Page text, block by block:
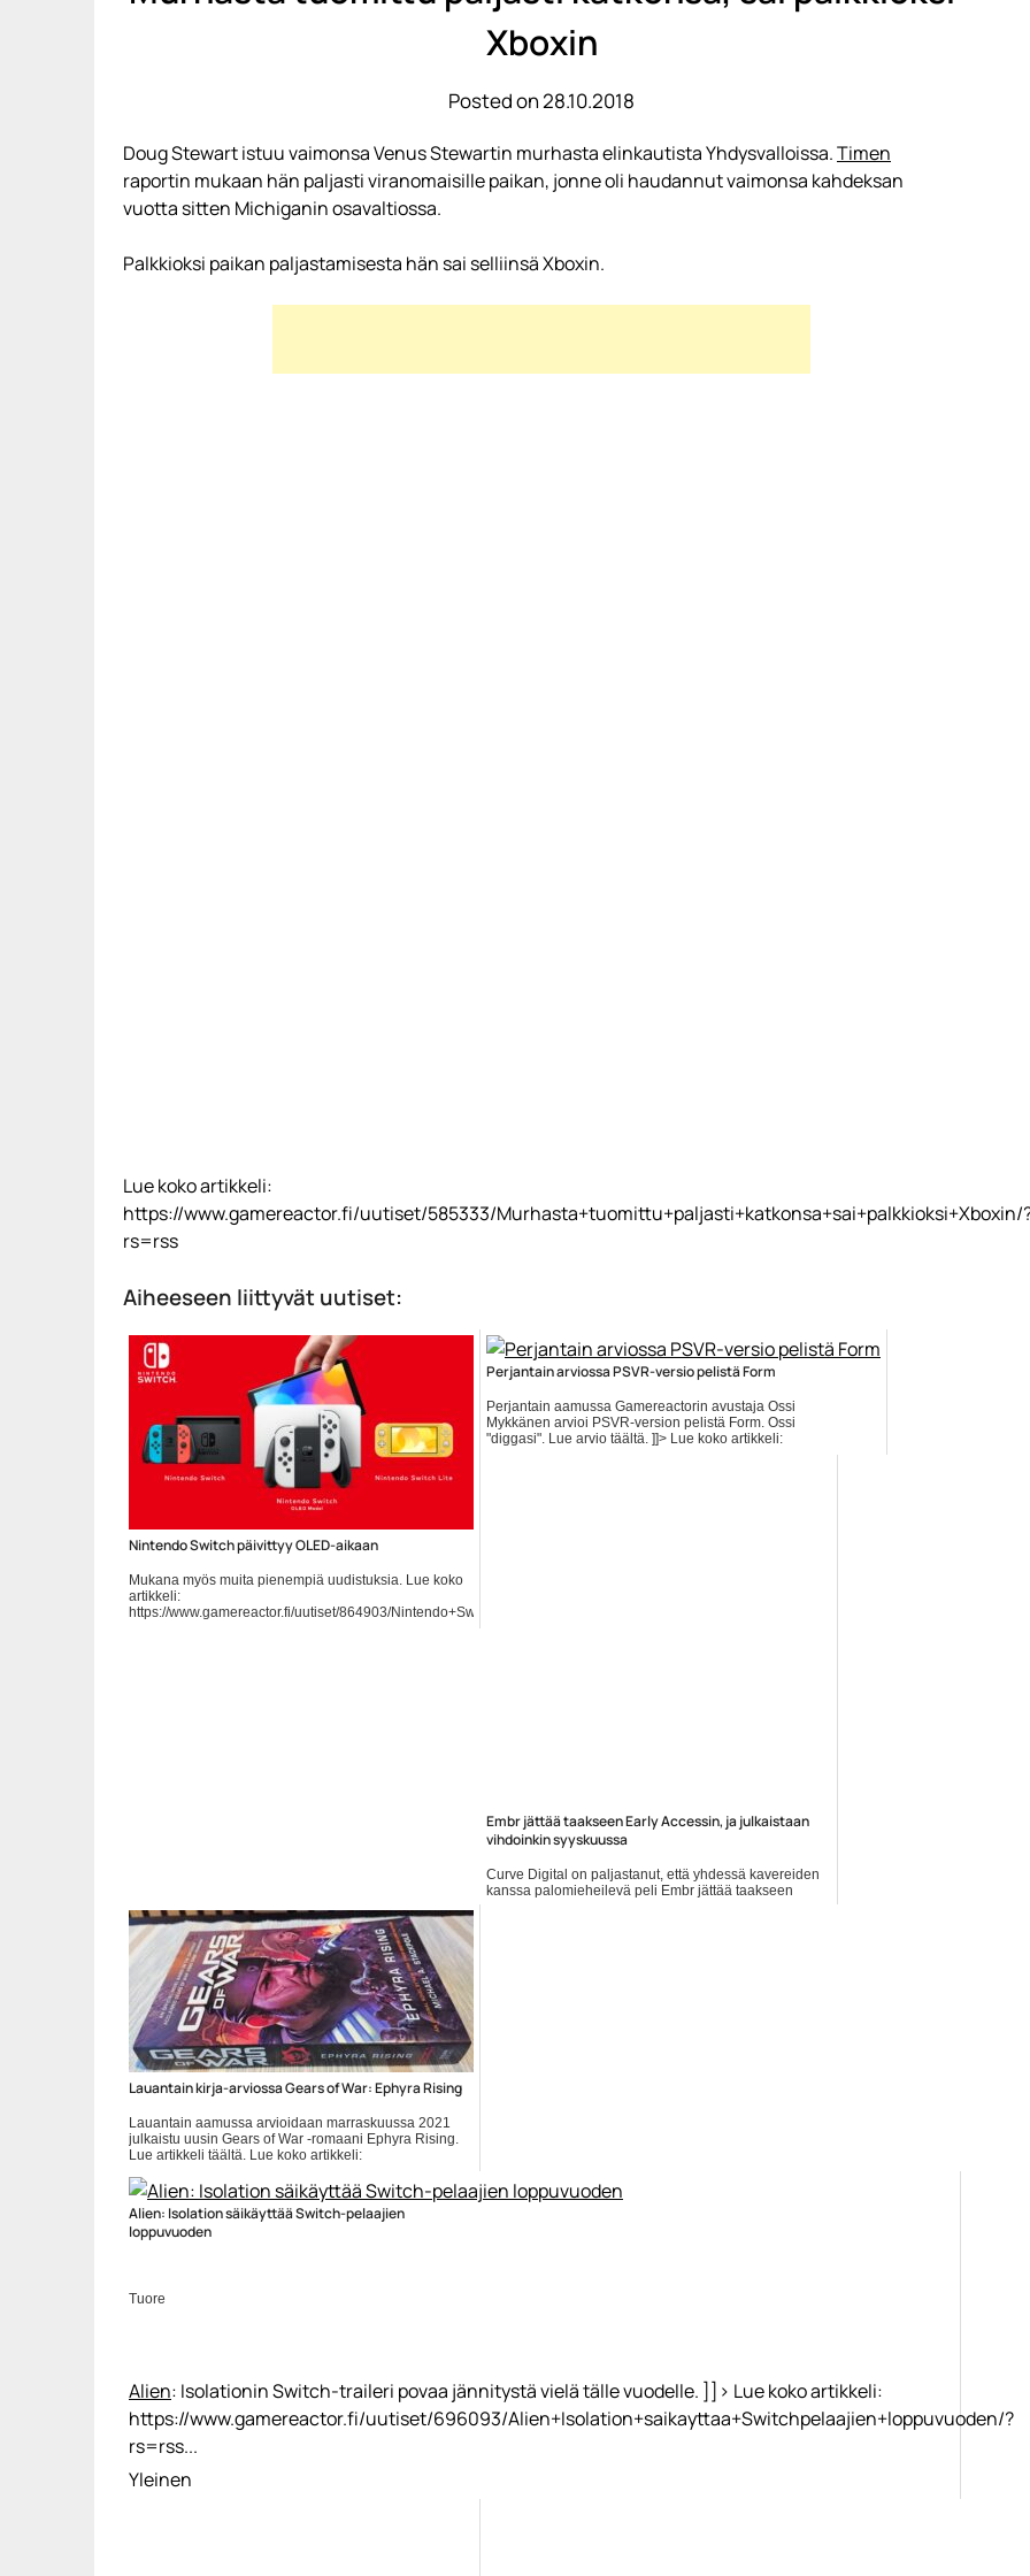
Xboxin
Posted on 28.10.2018
Doug Stewart istuu vaimonsa Venus Stewartin murhasta elinkautista Yhdysvalloissa.Timen
raportin mukaan hän paljasti viranomaisille paikan, jonne oli haudannut vaimonsa kahdeksan
vuotta sitten Michiganin osavaltiossa.
Palkkioksi paikan paljastamisesta hän sai selliinsä Xboxin.
Lue koko artikkeli:
https://www.gamereactor.fi/uutiset/585333/Murhasta+tuomittu+paljasti+katkonsa+sai+palkkioksi+Xboxin/
rs=rss
Aiheeseen liittyvät uutiset:
Nintendo Switch päivittyy OLED-aikaan
Mukana myös muita pienempiä uudistuksia. Lue koko
artikkeli:
https://www.gamereactor.fi/uutiset/864903/Nintendo+Switch+paivittyy+OLEDaikaan/?
Perjantain arviossa PSVR-versio pelistä Form
Perjantain aamussa Gamereactorin avustaja Ossi
Mykkänen arvioi PSVR-version pelistä Form. Ossi
"diggasi". Lue arvio täältä. ]]> Lue koko artikkeli:
https://www.gamereactor.fi/uutiset/751093/
Embr jättää taakseen Early Accessin, ja julkaistaan
vihdoinkin syyskuussa
Curve Digital on paljastanut, että yhdessä kavereiden
kanssa palomieheilevä peli Embr jättää taakseen
Lauantain kirja-arviossa Gears of War: Ephyra Rising
Lauantain aamussa arvioidaan marraskuussa 2021
julkaistu uusin Gears of War -romaani Ephyra Rising.
Lue artikkeli täältä. Lue koko artikkeli:
https://www.gamereactor.fi/uutiset/915043/Lauantain+kirjaarviossa+Gears+of+War+Ephyra+Rising/?
rs=rss...
Yleinen
Alien: Isolation säikäyttää Switch-pelaajien
loppuvuoden
Tuore
Alien: Isolationin Switch-traileri povaa jännitystä vielä tälle vuodelle. ]]> Lue koko artikkeli:
https://www.gamereactor.fi/uutiset/696093/Alien+Isolation+saikayttaa+Switchpelaajien+loppuvuoden/?
rs=rss...
Yleinen